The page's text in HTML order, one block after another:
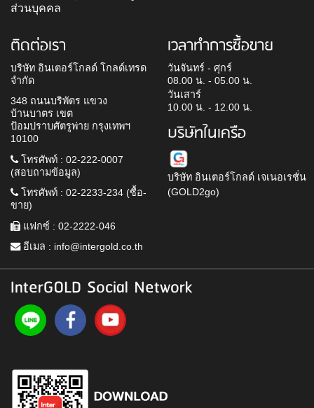
ส่วนบุคคล
ติดต่อเรา
บริษัท อินเตอร์โกลด์ โกลด์เทรด
จำกัด
348 ถนนบริพัตร แขวง
บ้านบาตร เขต
ป้อมปราบศัตรูพ่าย กรุงเทพฯ
10100
โทรศัพท์ : 02-222-0007
(สอบถามข้อมูล)
โทรศัพท์ : 02-2233-234 (ซื้อ-
ขาย)
แฟกซ์ : 02-2222-046
อีเมล : info@intergold.co.th
เวลาทำการซื้อขาย
วันจันทร์ - ศุกร์
08.00 น. - 05.00 น.
วันเสาร์
10.00 น. - 12.00 น.
บริษัทในเครือ
บริษัท อินเตอร์โกลด์ เจเนอเรชั่น
(GOLD2go)
InterGOLD Social Network